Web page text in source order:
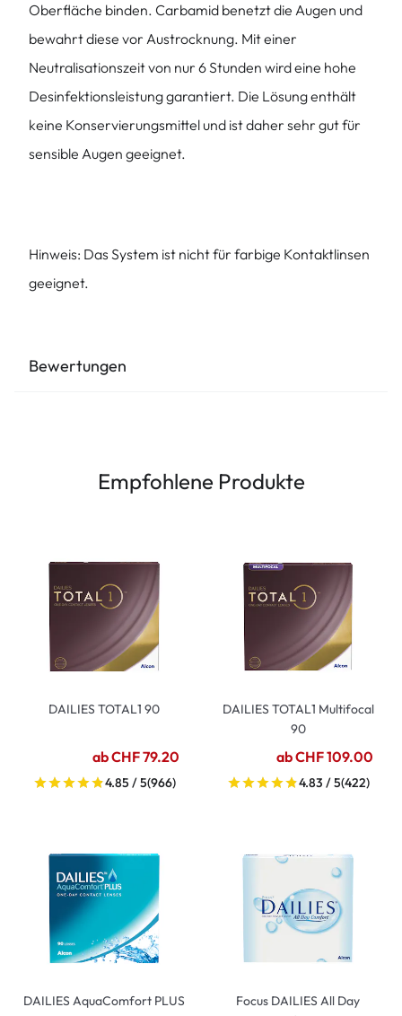
Oberfläche binden. Carbamid benetzt die Augen und
bewahrt diese vor Austrocknung. Mit einer
Neutralisationszeit von nur 6 Stunden wird eine hohe
Desinfektionsleistung garantiert. Die Lösung enthält
keine Konservierungsmittel und ist daher sehr gut für
sensible Augen geeignet.
Hinweis: Das System ist nicht für farbige Kontaktlinsen
geeignet.
Bewertungen
Empfohlene Produkte
DAILIES TOTAL1 90
ab CHF 79.20
4.85 / 5(966)
DAILIES TOTAL1 Multifocal
90
ab CHF 109.00
4.83 / 5(422)
DAILIES AquaComfort PLUS
Focus DAILIES All Day